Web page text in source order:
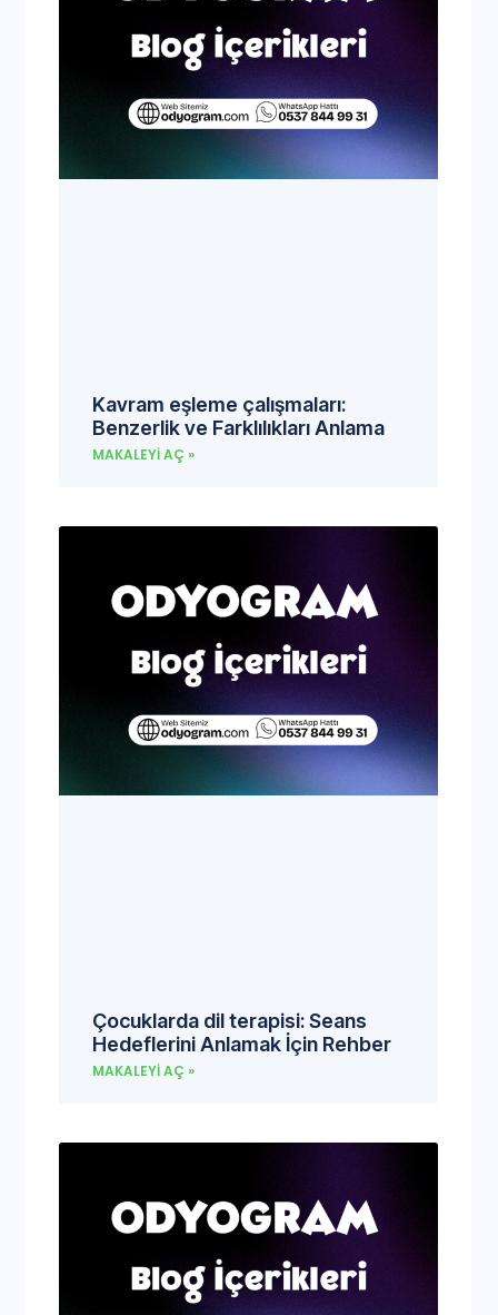
Kavram eşleme çalışmaları:
Benzerlik ve Farklılıkları Anlama
MAKALEYI AÇ »
Çocuklarda dil terapisi: Seans
Hedeflerini Anlamak İçin Rehber
MAKALEYI AÇ »